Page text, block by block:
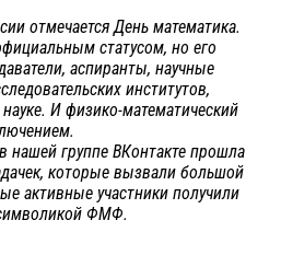
отмечается День математика.
статусом, но его
аспиранты, научные
институтов,
И физико-математический
нашей группе ВКонтакте прошла
которые вызвали большой
активные участники получили
ФМФ.